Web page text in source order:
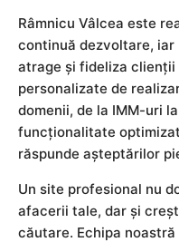
Râmnicu Vâlcea este
continuă dezvoltare,
atrage și fideliza clienții
personalizate de
domenii, de la IMM-uri
funcționalitate
răspunde așteptărilor
Un site profesional nu
afacerii tale, dar și
căutare. Echipa